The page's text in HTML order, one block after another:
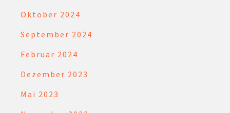
Oktober 2024
September 2024
Februar 2024
Dezember 2023
Mai 2023